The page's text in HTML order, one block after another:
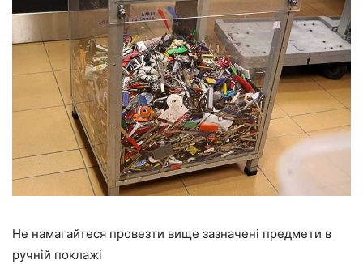
Не намагайтеся провезти вище зазначені предмети в
ручній поклажі